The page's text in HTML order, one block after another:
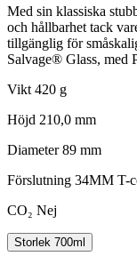
Med sin klassiska
och hållbarhet tack
tillgänglig för
Salvage® Glass, med
Vikt 420 g
Höjd 210,0 mm
Diameter89 mm
Förslutning 34MM T-
CO₂ Nej
Storlek 700ml